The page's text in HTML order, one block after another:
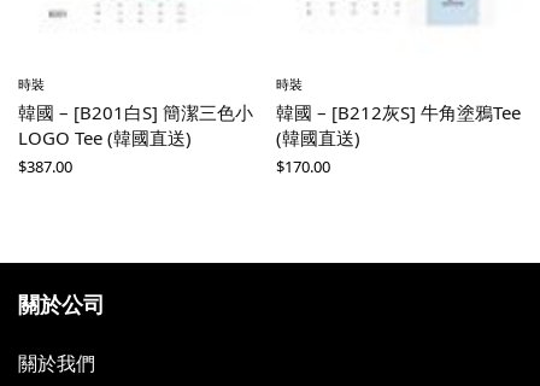
時裝
韓國 – [B201白S] 簡潔三色小
LOGO Tee (韓國直送)
$387.00
時裝
韓國 – [B212灰S] 牛角塗鴉Tee
(韓國直送)
$170.00
關於公司
關於我們